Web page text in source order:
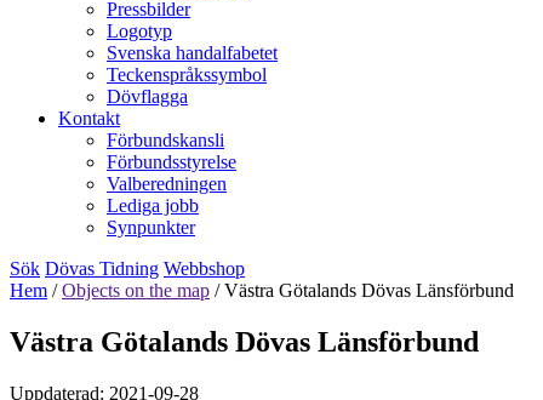
Pressbilder
Logotyp
Svenska handalfabetet
Teckenspråkssymbol
Dövflagga
Kontakt
Förbundskansli
Förbundsstyrelse
Valberedningen
Lediga jobb
Synpunkter
Sök Dövas Tidning Webbshop
Hem /Objects on the map /Västra Götalands Dövas Länsförbund
Västra Götalands Dövas Länsförbund
Uppdaterad: 2021-09-28